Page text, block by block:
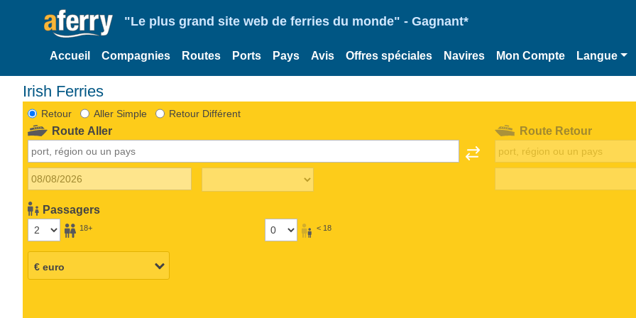
"Le plus grand site web de ferries du monde" - Gagnant*
Accueil Compagnies Routes Ports Pays Avis Offres spéciales Navires Mon Compte Langue
Irish Ferries
Retour Aller Simple Retour Différent
Route Aller
Passagers
18+ < 18
Route Retour